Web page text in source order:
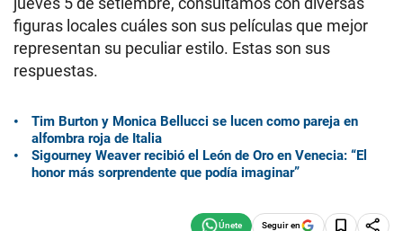
figuras locales cuáles son sus películas que mejor
representan su peculiar estilo. Estas son sus
respuestas.
Tim Burton y Monica Bellucci se lucen como pareja en
alfombra roja de Italia
Sigourney Weaver recibió el León de Oro en Venecia: “El
honor más sorprendente que podía imaginar”
Seguir en